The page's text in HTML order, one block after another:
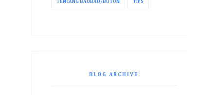
TENTANG BAUBAU/BUTON TIPS
BLOG ARCHIVE